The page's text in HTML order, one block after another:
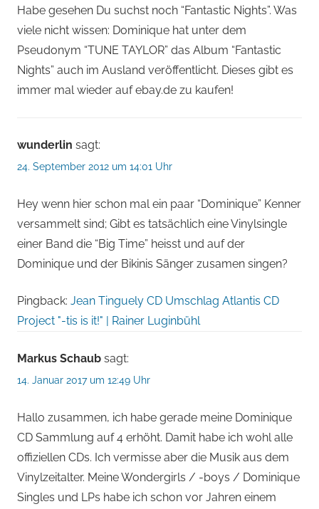
Habe gesehen Du suchst noch “Fantastic Nights”. Was
viele nicht wissen: Dominique hat unter dem
Pseudonym “TUNE TAYLOR” das Album “Fantastic
Nights” auch im Ausland veröffentlicht. Dieses gibt es
immer mal wieder auf ebay.de zu kaufen!
wunderlin sagt:
24. September 2012 um 14:01 Uhr
Hey wenn hier schon mal ein paar “Dominique” Kenner
versammelt sind; Gibt es tatsächlich eine Vinylsingle
einer Band die “Big Time” heisst und auf der
Dominique und der Bikinis Sänger zusamen singen?
Pingback: Jean Tinguely CD Umschlag Atlantis CD
Project "-tis is it!" | Rainer Luginbühl
Markus Schaub sagt:
14. Januar 2017 um 12:49 Uhr
Hallo zusammen, ich habe gerade meine Dominique
CD Sammlung auf 4 erhöht. Damit habe ich wohl alle
offiziellen CDs. Ich vermisse aber die Musik aus dem
Vinylzeitalter. Meine Wondergirls / -boys / Dominique
Singles und LPs habe ich schon vor Jahren einem